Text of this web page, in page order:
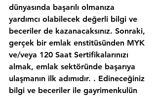
dünyasında başarılı olmanıza
yardımcı olabilecek değerli bilgi ve
beceriler de kazanacaksınız. Sonraki,
gerçek bir emlak enstitüsünden MYK
ve/veya 120 Saat Sertifikalarınızı
almak, emlak sektöründe başarıya
ulaşmanın ilk adımıdır. . Edineceğiniz
bilgi ve beceriler ile gayrimenkulün